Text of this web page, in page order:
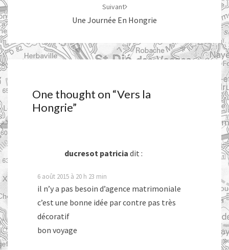
Suivant
Une Journée En Hongrie
One thought on “Vers la
Hongrie”
ducresot patricia dit :
6 août 2015 à 20 h 23 min
il n’y a pas besoin d’agence matrimoniale
c’est une bonne idée par contre pas très
décoratif
bon voyage